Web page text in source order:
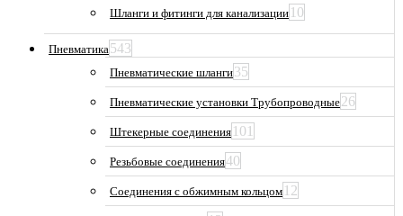
Шланги и фитинги для канализации 10
Пневматика543
Пневматические шланги35
Пневматические установки Трубопроводные26
Штекерные соединения 101
Резьбовые соединения40
Соединения с обжимным кольцом 12